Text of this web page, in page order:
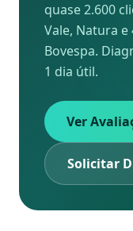
quase 2.600
Vale, Natura
Bovespa.
1 dia útil.
Ver
Solicitar